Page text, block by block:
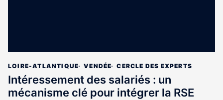
LOIRE-ATLANTIQUE VENDÉE CERCLE DES EXPERTS
Intéressement des salariés : un
mécanisme clé pour intégrer la RSE